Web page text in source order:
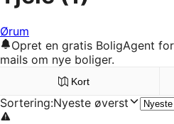
Ørum
Opret en gratis BoligAgent
mails om nye boliger.
Kort
Sortering:Nyeste øverst